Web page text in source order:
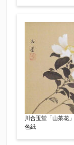
ご要望など
【任意】
川合玉堂「山茶花
色紙